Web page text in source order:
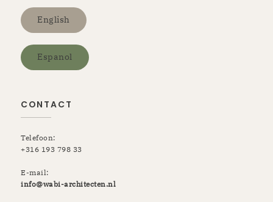
English
Espanol
CONTACT
Telefoon:
+316 193 798 33
E-mail:
info@wabi-architecten.nl